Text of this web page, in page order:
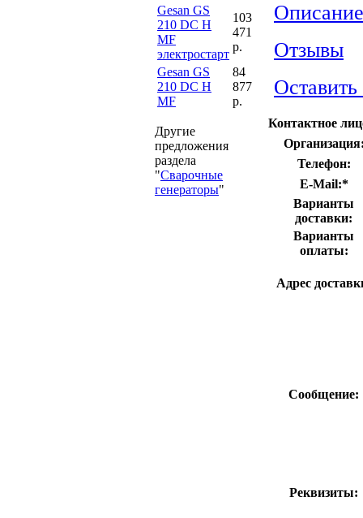
Gesan GS
210 DC Н
MF
электростарт
103
471
р.
Gesan GS
210 DC Н
MF
84
877
р.
Другие
предложения
раздела
"Сварочные
генераторы"
Отзывы
Оставить
Контактное
Телефон:
E-Mail:*
Варианты
доставки:
Варианты
оплаты:
Адрес
Сообщение:
Реквизиты: